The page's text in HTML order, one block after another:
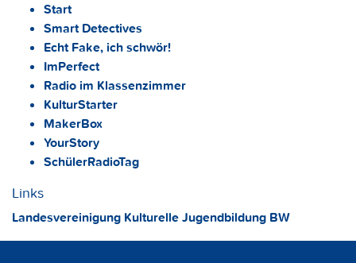
Start
Smart Detectives
Echt Fake, ich schwör!
ImPerfect
Radio im Klassenzimmer
KulturStarter
MakerBox
YourStory
SchülerRadioTag
Links
Landesvereinigung Kulturelle Jugendbildung BW